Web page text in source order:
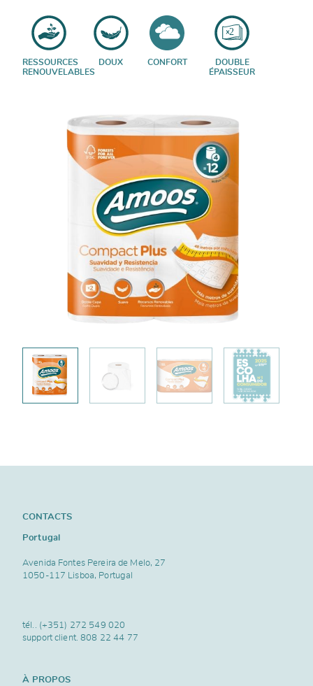
RESSOURCES
RENOUVELABLES
DOUX CONFORT
DOUBLE
ÉPAISSEUR
CONTACTS
Portugal
Avenida Fontes Pereira de Melo, 27
1050-117 Lisboa, Portugal
tél.. (+351) 272 549 020
support client.808 22 44 77
À PROPOS